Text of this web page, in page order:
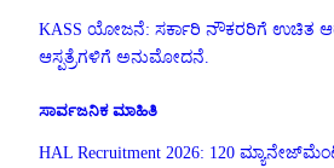
KASS ಯೋಜನೆ: ಸರ್ಕಾರಿ ನೌಕರರಿಗೆ ಉಚಿತ
ಆಸ್ಪತ್ರೆಗಳಿಗೆ ಅನುಮೋದನೆ.
ಸಾರ್ವಜನಿಕ ಮಾಹಿತಿ
HAL Recruitment 2026: 120